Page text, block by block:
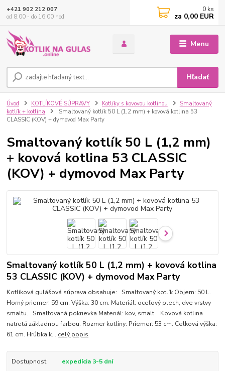
Menu
Hľadať
+421 902 212 007
od 8:00 - do 16:00 hod
0 ks
za 0,00 EUR
Úvod KOTLÍKOVÉ SÚPRAVY Kotlíky s kovovou kotlinou
Smaltovaný
kotlík + kotlina
Smaltovaný kotlík 50 L (1,2 mm) + kovová kotlina 53
CLASSIC (KOV) + dymovod Max Party
Smaltovaný kotlík 50 L (1,2 mm)
+ kovová kotlina 53 CLASSIC
(KOV) + dymovod Max Party
Smaltovaný kotlík 50 L (1,2 mm) + kovová kotlina
53 CLASSIC (KOV) + dymovod Max Party
Kotlíková gulášová súprava obsahuje: Smaltovaný kotlík Objem: 50 L.
Horný priemer: 59 cm. Výška: 30 cm. Materiál: oceľový plech, dve vrstvy
smaltu. Smaltovaná pokrievka Materiál: kov, smalt. Kovová kotlina
natretá základnou farbou. Rozmer kotliny: Priemer: 53 cm. Celková výška:
61 cm. Hrúbka k... celý popis
Dostupnosť
expedícia 3-5 dní